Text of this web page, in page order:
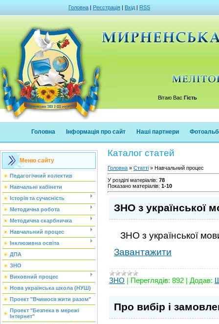
Головна | Реєстрація | Вхід | RSS
Вітаю Вас Гість
Головна Інформація про сайт Наші партнери
Меню сайту
Педагогічний колектив
Навчальні кабінети
Історія та сучасність
Методична робота
Методична скарбничка
Навчальний процес
Інклюзивна освіта
ДПА
ЗНО
Виховний процес
Нова українська школа (НУШ)
Проект "Вчимося жити разом"
Проект "Безпека в мережі
Інтернет"
Каталог статей
Головна » Статті » Навчальний процес
У розділі матеріалів: 78
Показано матеріалів: 1-10
ЗНО з української
ЗНО з української
Завантажити
ЗНО | Переглядів: 892 | Додав:
Про вибір і